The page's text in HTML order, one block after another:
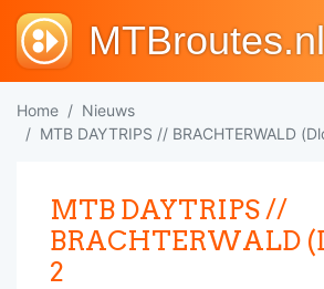
MTBroutes.nl
Home
Nieuws
MTB DAYTRIPS // BRACHTERWALD
MTB DAYTRIPS //
BRACHTERWALD
2